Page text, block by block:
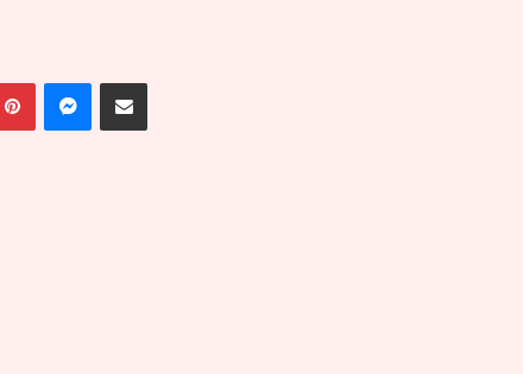
PinterestMessengerPartager par email